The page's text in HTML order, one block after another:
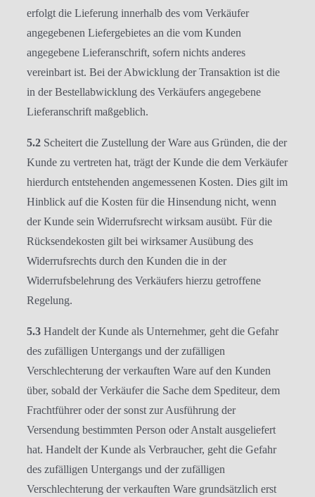
erfolgt die Lieferung innerhalb des vom Verkäufer
angegebenen Liefergebietes an die vom Kunden
angegebene Lieferanschrift, sofern nichts anderes
vereinbart ist. Bei der Abwicklung der Transaktion ist die
in der Bestellabwicklung des Verkäufers angegebene
Lieferanschrift maßgeblich.
5.2 Scheitert die Zustellung der Ware aus Gründen, die der
Kunde zu vertreten hat, trägt der Kunde die dem Verkäufer
hierdurch entstehenden angemessenen Kosten. Dies gilt im
Hinblick auf die Kosten für die Hinsendung nicht, wenn
der Kunde sein Widerrufsrecht wirksam ausübt. Für die
Rücksendekosten gilt bei wirksamer Ausübung des
Widerrufsrechts durch den Kunden die in der
Widerrufsbelehrung des Verkäufers hierzu getroffene
Regelung.
5.3 Handelt der Kunde als Unternehmer, geht die Gefahr
des zufälligen Untergangs und der zufälligen
Verschlechterung der verkauften Ware auf den Kunden
über, sobald der Verkäufer die Sache dem Spediteur, dem
Frachtführer oder der sonst zur Ausführung der
Versendung bestimmten Person oder Anstalt ausgeliefert
hat. Handelt der Kunde als Verbraucher, geht die Gefahr
des zufälligen Untergangs und der zufälligen
Verschlechterung der verkauften Ware grundsätzlich erst